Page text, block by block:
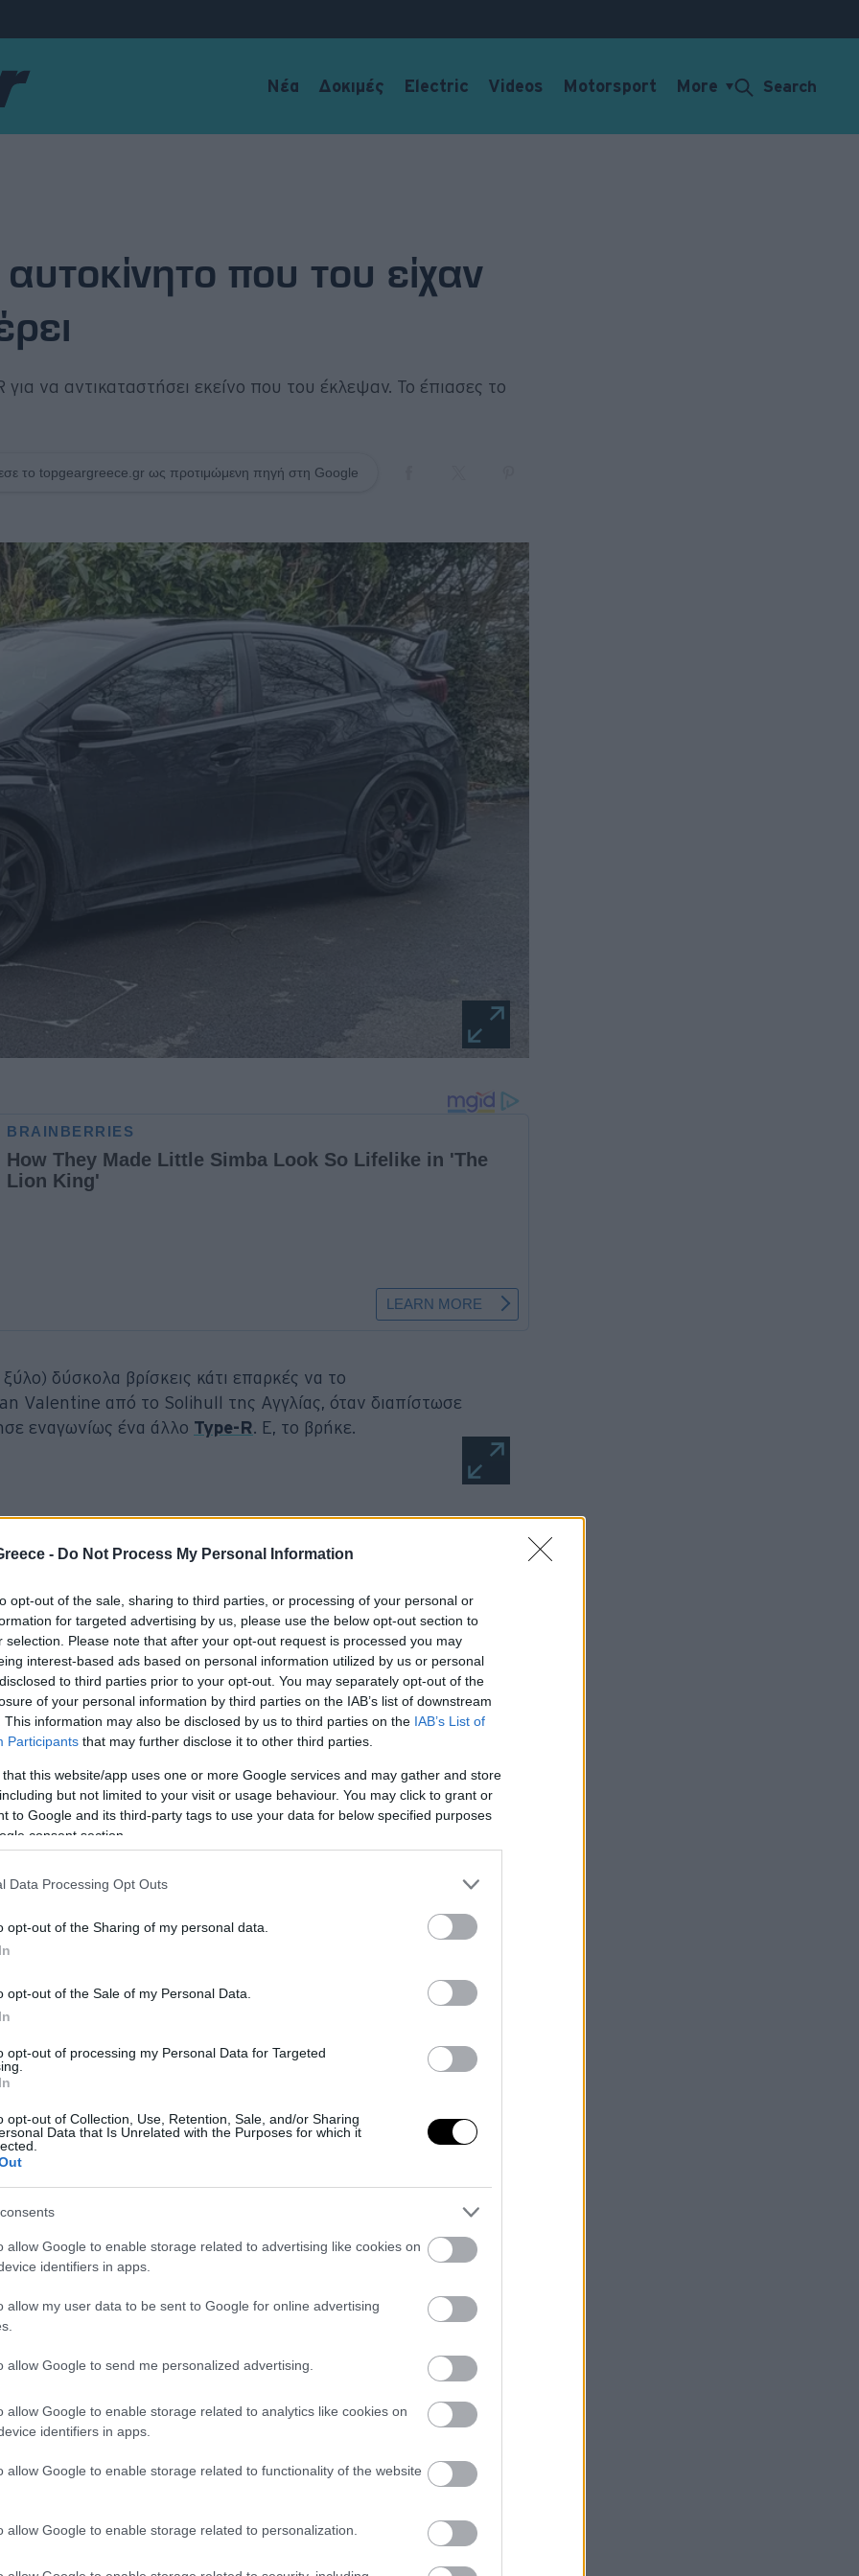
- Do Not Process My Personal Information
opt-out of the sale, sharing to third parties, or processing of your personal or
for targeted advertising by us, please use the below opt-out section to
selection. Please note that after your opt-out request is processed you may
interest-based ads based on personal information utilized by us or personal
to third parties prior to your opt-out. You may separately opt-out of the
of your personal information by third parties on the IAB’s list of downstream
This information may also be disclosed by us to third parties on the IAB’s List of
Participants that may further disclose it to other third parties.
that this website/app uses one or more Google services and may gather and store
but not limited to your visit or usage behaviour. You may click to grant or
to Google and its third-party tags to use your data for below specified purposes
consent section.
Data Processing Opt Outs
opt-out of the Sharing of my personal data.
opt-out of the Sale of my Personal Data.
opt-out of processing my Personal Data for Targeted
opt-out of Collection, Use, Retention, Sale, and/or Sharing
Data that Is Unrelated with the Purposes for which it
allow Google to enable storage related to advertising like cookies on
identifiers in apps.
allow my user data to be sent to Google for online advertising
allow Google to send me personalized advertising.
allow Google to enable storage related to analytics like cookies on
identifiers in apps.
allow Google to enable storage related to functionality of the website
allow Google to enable storage related to personalization.
Νέα Δοκιμές Electric Videos Motorsport More Search
που του είχαν
να αντικαταστήσει εκείνο που του έκλεψαν. Το έπιασες το
το topgeargreece.gr ως προτιμώμενη πηγή στη Google
δύσκολα βρίσκεις κάτι επαρκές να το
Valentine από το Solihull της Αγγλίας, όταν διαπίστωσε
εναγωνίως ένα άλλο Type-R. Ε, το βρήκε.
φτερά μέσα στη νύχτα από το πάρκινγκ του σπιτιού του.
της ασφαλιστικής του, ξεκίνησε την αναζήτηση
είναι το πρώτο σε πωλήσεις ηλεκτρικό
με το συγκεκριμένο μοντέλο:"Ήταν ένα
πολλά σαν αυτό και ήμουν αποφασισμένος να το
αυτοκίνητο"
χρονιάς, χρώματος και με τα ίδια... φωναχτά
χιλιόμετρα μακριά. Χωρίς να χάσει χρόνο, πλήρωσε
στο σπίτι, κάτι δεν του καθόταν καλά.
Άρχισε
του,
φαίνονταν οικεία. Η επιβεβαίωση ήρθε όταν άνοιξε το
του, αλλά και του πατρικού του.
μου έτρεμαν και η καρδιά μου χτυπούσε σαν
ένιωσα νικητής, αλλά αμέσως κατάλαβα πως δεν έκανα
της Honda στο Solihull και ειδοποίησε εκ νέου
κλειδί στην πόρτα και το αυτοκίνητο ξεκλείδωσε
αφαιρέσει τους αυθεντικούς αριθμούς πλαισίου,
το οδόμετρο
. Ήταν ένα από τα καλύτερα
ο ίδιος.
"κατόπιν παραγγελίας" και πωλήθηκε ως "καθαρό" σε
και η αντιπροσωπεία εξαπατήθηκε και ευελπιστεί